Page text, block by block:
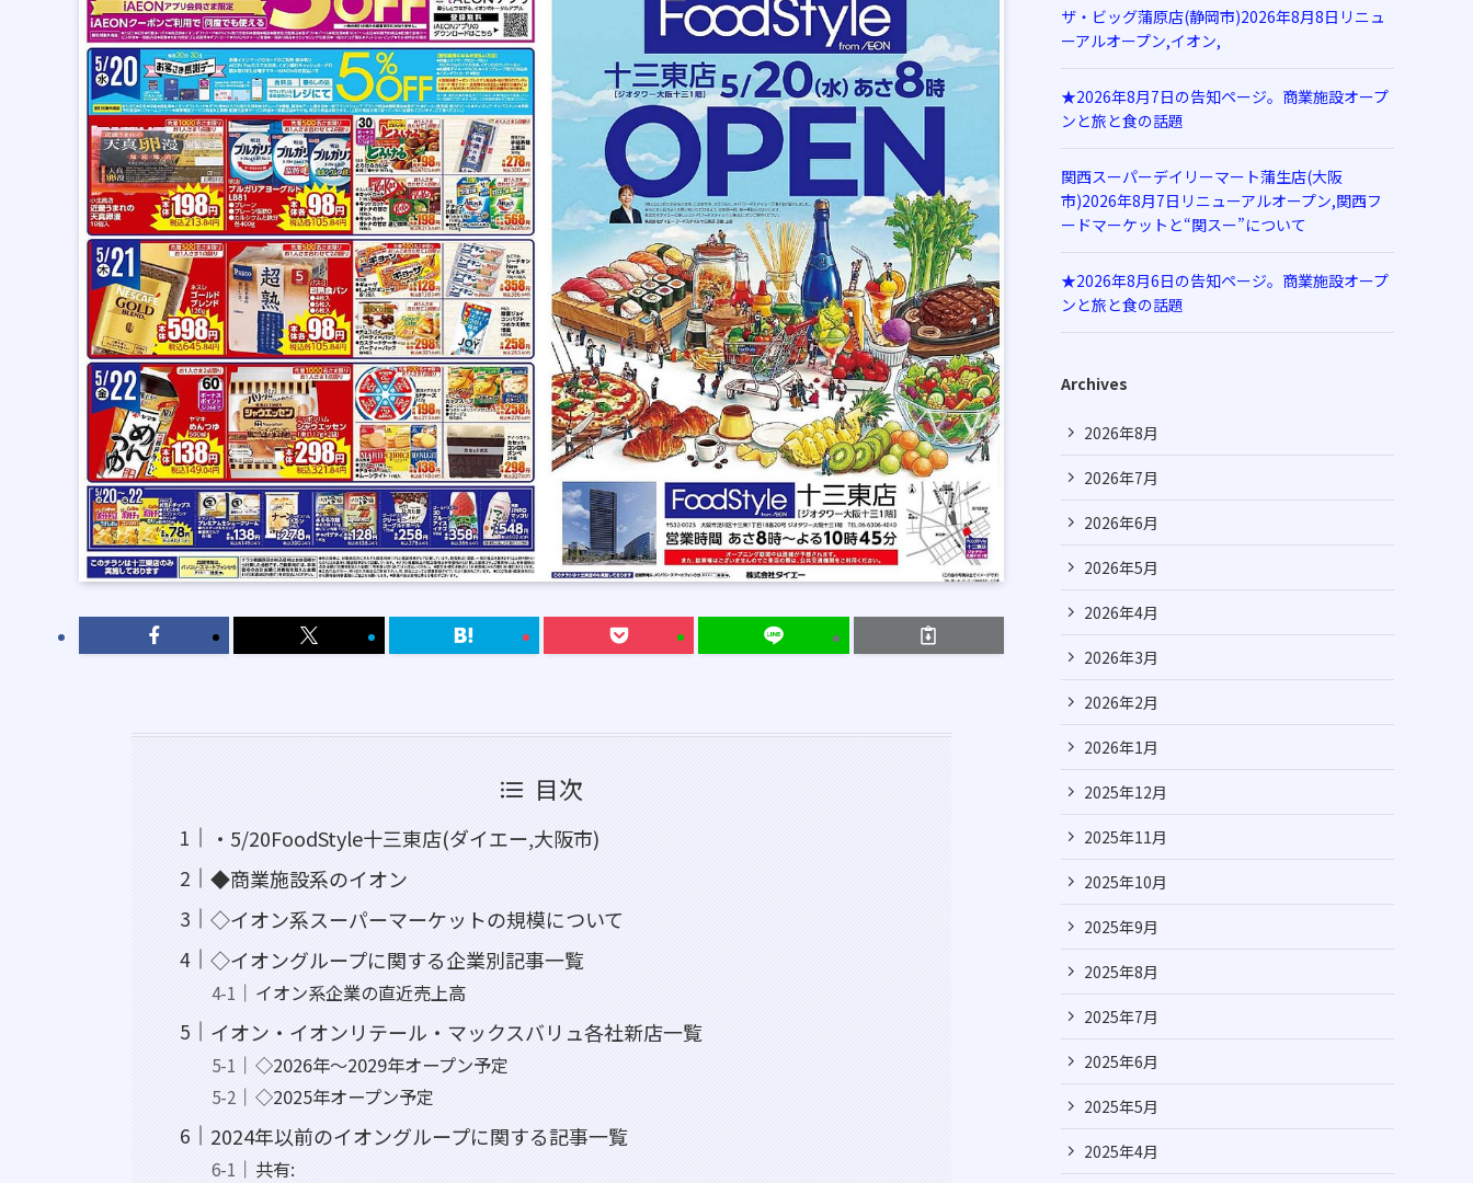
目次
・5/20FoodStyle十三東店(ダイエー,大阪市)
◆商業施設系のイオン
◇イオン系スーパーマーケットの規模について
◇イオングループに関する企業別記事一覧
イオン系企業の直近売上高
イオン・イオンリテール・マックスバリュ各社新店一覧
◇2026年～2029年オープン予定
◇2025年オープン予定
2024年以前のイオングループに関する記事一覧
共有:
ザ・ビッグ蒲原店(静岡市)2026年8月8日リニュ
ーアルオープン,イオン,
★2026年8月7日の告知ページ。商業施設オープ
ンと旅と食の話題
関西スーパーデイリーマート蒲生店(大阪
市)2026年8月7日リニューアルオープン,関西フ
ードマーケットと“関スー”について
★2026年8月6日の告知ページ。商業施設オープ
ンと旅と食の話題
Archives
2026年8月
2026年7月
2026年6月
2026年5月
2026年4月
2026年3月
2026年2月
2026年1月
2025年12月
2025年11月
2025年10月
2025年9月
2025年8月
2025年7月
2025年6月
2025年5月
2025年4月